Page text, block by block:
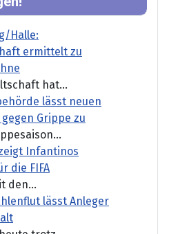
Halle:
ermittelt zu
hat...
lässt neuen
Grippe zu
Infantinos
die FIFA
den...
lässt Anleger